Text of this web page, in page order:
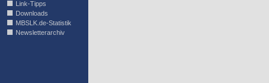
Link-Tipps
Downloads
MBSLK.de-Statistik
Newsletterarchiv